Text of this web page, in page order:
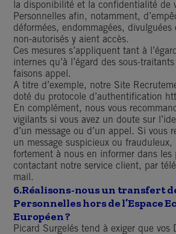
la disponibilité et la confidentialité de
Personnelles afin, notamment,
déformées, endommagées,
non-autorisés y aient accès.
Ces mesures s’appliquent tant à
internes qu’à l’égard des sous-
faisons appel.
A titre d’exemple, notre Site
doté du protocole d’authentification
En complément, nous vous
vigilants si vous avez un doute sur
d’un message ou d’un appel. Si vous
un message suspicieux ou frauduleux,
fortement à nous en informer dans les
contactant notre service client, par
mail.
6.Réalisons-nous un transfert
Personnelles hors de l’Espace
Européen ?
Picard Surgelés tend à exiger que vos